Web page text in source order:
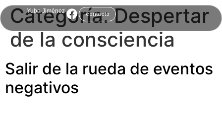
Yuba Jiménez contacto
Categoría:Despertar
de la consciencia
Salir de la rueda de eventos
negativos